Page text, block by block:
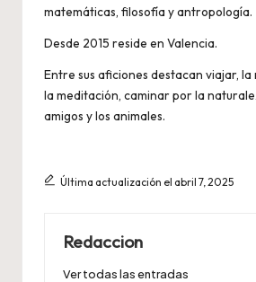
matemáticas, filosofía y antropología.
Desde 2015 reside en Valencia.
Entre sus aficiones destacan viajar, la
la meditación, caminar por la
amigos y los animales.
Última actualización el abril 7, 2025
Redaccion
Ver todas las entradas